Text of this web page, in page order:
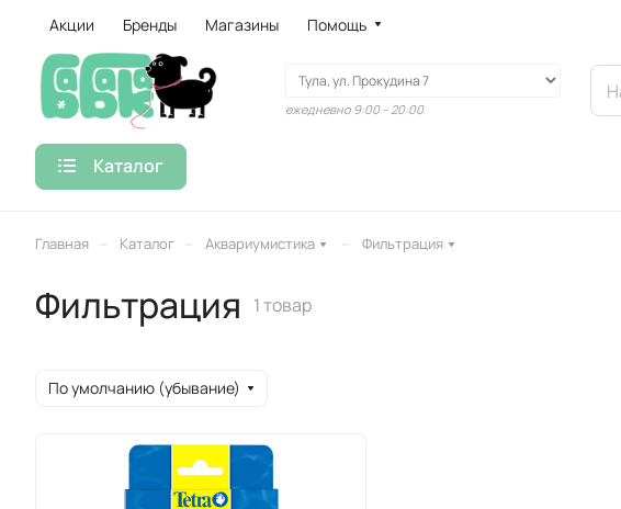
Акции Бренды Магазины Помощь
ежедневно 9:00 – 20:00
Каталог
Главная Каталог Аквариумистика Фильтрация
Фильтрация 1 товар
По умолчанию (убывание)